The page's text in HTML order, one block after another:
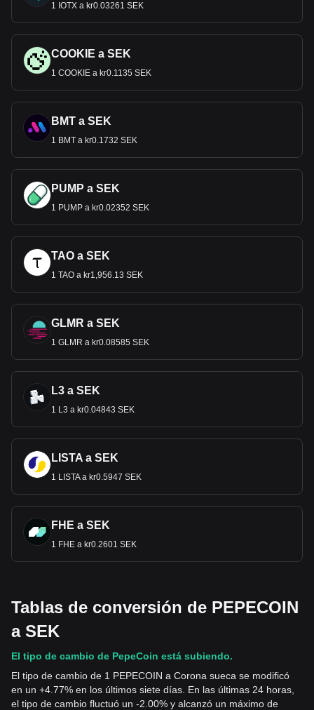
1 IOTX a kr0.03261 SEK
COOKIE a SEK
1 COOKIE a kr0.1135 SEK
BMT a SEK
1 BMT a kr0.1732 SEK
PUMP a SEK
1 PUMP a kr0.02352 SEK
TAO a SEK
1 TAO a kr1,956.13 SEK
GLMR a SEK
1 GLMR a kr0.08585 SEK
L3 a SEK
1 L3 a kr0.04843 SEK
LISTA a SEK
1 LISTA a kr0.5947 SEK
FHE a SEK
1 FHE a kr0.2601 SEK
Tablas de conversión de PEPECOIN
a SEK
El tipo de cambio de PepeCoin está subiendo.
El tipo de cambio de 1 PEPECOIN a Corona sueca se modificó
en un +4.77% en los últimos siete días. En las últimas 24 horas,
el tipo de cambio fluctuó un -2.00% y alcanzó un máximo de